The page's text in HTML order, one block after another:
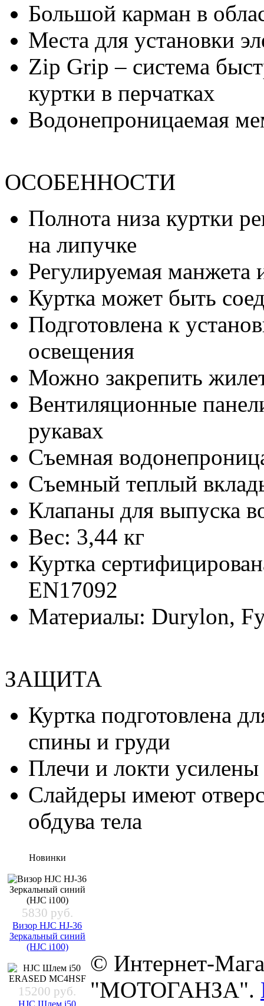
Большой карман в
Места для установки
Zip Grip – система
куртки в перчатках
Водонепроницаемая
ОСОБЕННОСТИ
Полнота низа куртки
на липучке
Регулируемая манжета
Куртка может быть
Подготовлена к
освещения
Можно закрепить
Вентиляционные
рукавах
Съемная
Съемный теплый
Клапаны для выпуска
Вес: 3,44 кг
Куртка
EN17092
Материалы: Durylon,
ЗАЩИТА
Куртка подготовлена
спины и груди
Плечи и локти
Слайдеры имеют
обдува тела
Новинки
5830 руб.
Визор HJC HJ-36
Зеркальный синий
(HJC i100)
15200 руб.
© Интернет-
"МОТОГАНЗА".